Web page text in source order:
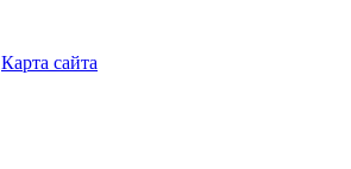
Карта сайта